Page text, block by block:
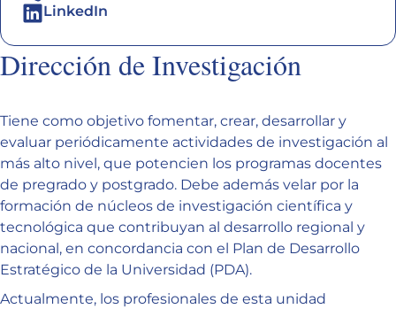
LinkedIn
Dirección de Investigación
Tiene como objetivo fomentar, crear, desarrollar y
evaluar periódicamente actividades de investigación al
más alto nivel, que potencien los programas docentes
de pregrado y postgrado. Debe además velar por la
formación de núcleos de investigación científica y
tecnológica que contribuyan al desarrollo regional y
nacional, en concordancia con el Plan de Desarrollo
Estratégico de la Universidad (PDA).
Actualmente, los profesionales de esta unidad